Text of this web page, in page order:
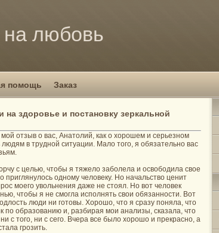
любовь
помощь Заказ
на здоровье и постановку зеркальной
отзыв о вас, Анатолий, как о хорошем и серьезном
людям в трудной ситуации. Мало того, я обязательно вас
с целью, чтобы я тяжело заболела и освободила свое
одному человеку. Но начальство ценит
моего увольнения даже не стоял. Но вот человек
чтобы я не смогла исполнять свои обязанности. Вот
люди ни готовы. Хорошо, что я сразу поняла, что
по образованию и, разбирая мои анализы, сказала, что
с того, ни с сего. Вчера все было хорошо и прекрасно, а
грозить.